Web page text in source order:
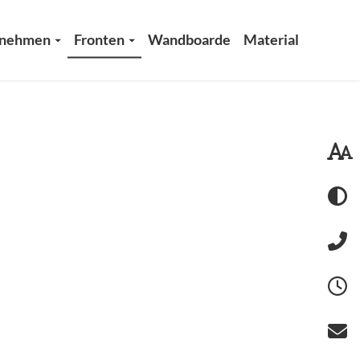
Fronten Wandboarde Material